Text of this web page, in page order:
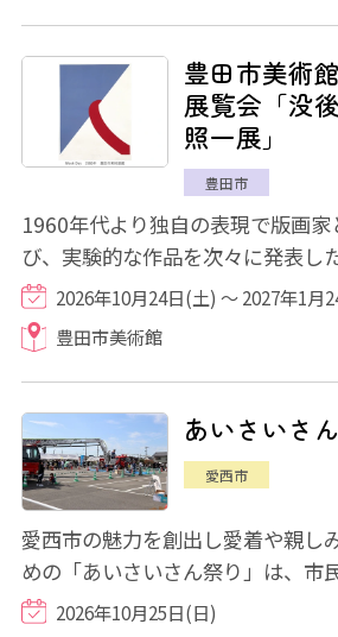
豊田市美術館
展覧会「没
照一展」
豊田市
1960年代より独自の表現で版画
び、実験的な作品を次々に発表し
田照一(1941～2006)。豊田市美術
2026年10月24日(土) ～ 2027年1月
豊田市美術館
あいさいさ
愛西市
愛西市の魅力を創出し愛着や親し
めの「あいさいさん祭り」は、市
画・運営を行うイベントです。 会
2026年10月25日(日)